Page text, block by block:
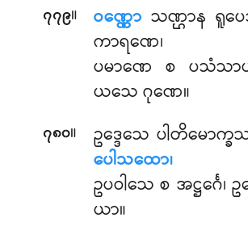
၇၇၉။ ဝဏ္ဏော သဏ္ဌာန ရူပ
ကာရဏေ၊
ပမာဏေ စ ပသံသာ
ယသေ ဂုဏေ။
၇၈၀။ ဥဒ္ဒေသေ ပါတိမောက္
ပေါသထော၊
ဥပဝါသေ စ အဋ္ဌင်္ဂေ
ယာ။